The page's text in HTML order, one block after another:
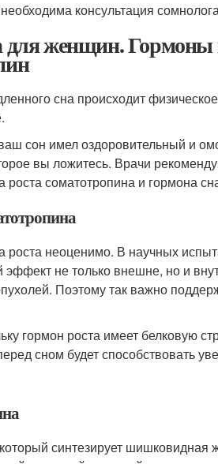
консультация
для женщин. Гормоны
сна происходит
сон имел оздоровительный и
вы ложитесь. Врачи
роста соматотропина и гормона
роста неоценимо. В научных
не только внешне, но и
Поэтому так важно
гормон роста имеет белковую
сном будет способствовать
синтезирует